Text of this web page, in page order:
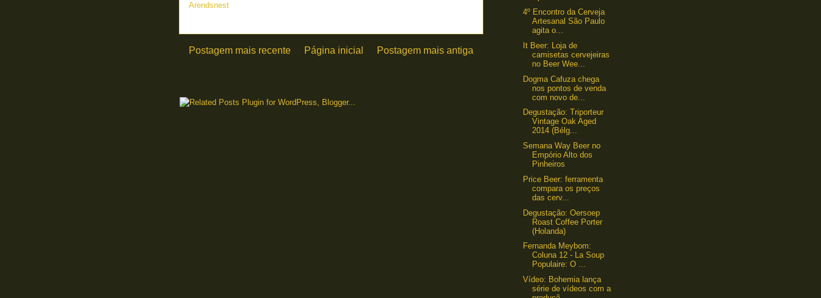
Arendsnest
Postagem mais recente Postagem mais antiga
Página inicial
4º Encontro da Cerveja
Artesanal São Paulo
agita o...
It Beer: Loja de
camisetas cervejeiras
no Beer Wee...
Dogma Cafuza chega
nos pontos de venda
com novo de...
Degustação: Triporteur
Vintage Oak Aged
2014 (Bélg...
Semana Way Beer no
Empório Alto dos
Pinheiros
Price Beer: ferramenta
compara os preços
das cerv...
Degustação: Oersoep
Roast Coffee Porter
(Holanda)
Fernanda Meybom:
Coluna 12 - La Soup
Populaire: O ...
Vídeo: Bohemia lança
série de vídeos com a